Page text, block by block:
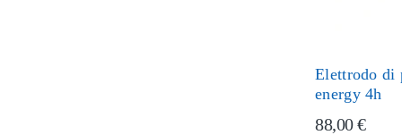
Elettrodo di
energy 4h
88,00 €